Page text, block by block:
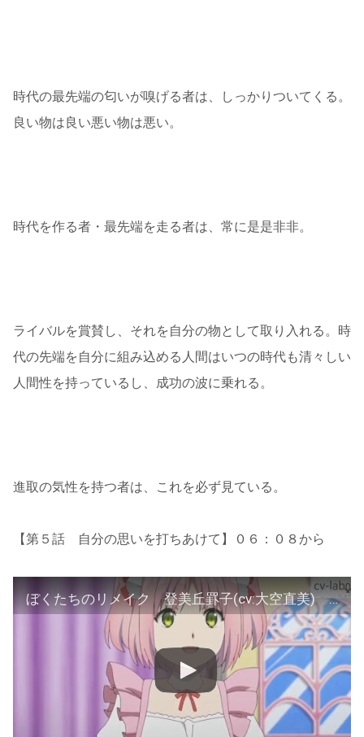
時代の最先端の匂いが嗅げる者は、しっかりついてくる。
良い物は良い悪い物は悪い。
時代を作る者・最先端を走る者は、常に是是非非。
ライバルを賞賛し、それを自分の物として取り入れる。時
代の先端を自分に組み込める人間はいつの時代も清々しい
人間性を持っているし、成功の波に乗れる。
進取の気性を持つ者は、これを必ず見ている。
【第５話 自分の思いを打ちあけて】０６：０８から
ぼくたちのリメイク 登美丘罫子(cv:大空直美) 加納美早紀(cv:沢城みゆき) 慈照寺さゆり(cv:赤﨑千夏)